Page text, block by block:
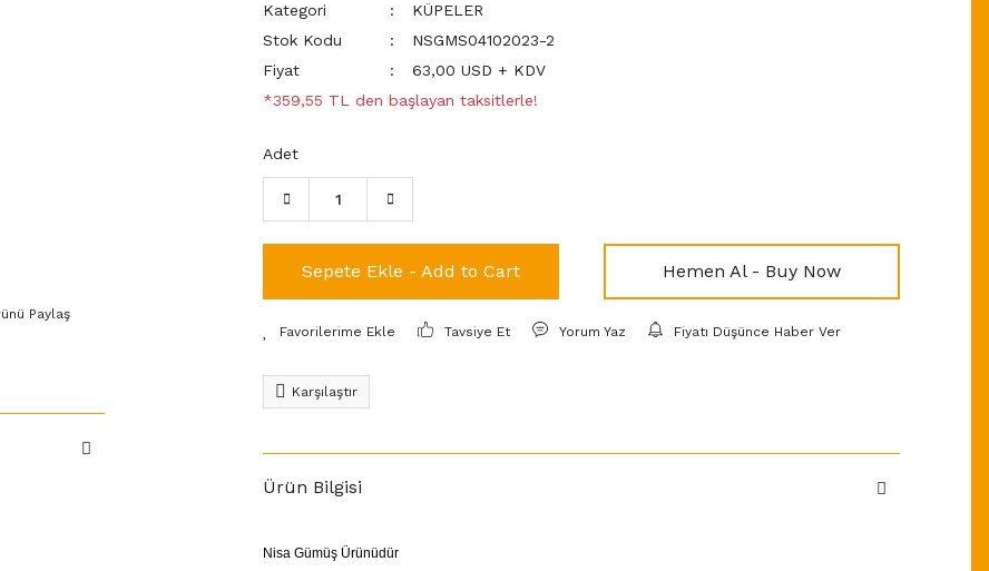
Paylaş
Kategori
KÜPELER
Stok Kodu
NSGMS04102023-2
Fiyat
63,00 USD + KDV
*359,55 TL den başlayan taksitlerle!
Adet
Sepete Ekle - Add to Cart Hemen Al - Buy Now
Tavsiye Et Yorum Yaz Fiyatı Düşünce Haber Ver
Karşılaştır
Ürün Bilgisi
Nisa Gümüş Ürünüdür